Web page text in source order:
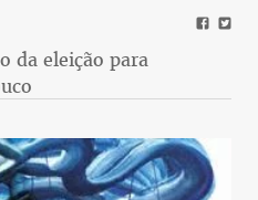
da eleição para